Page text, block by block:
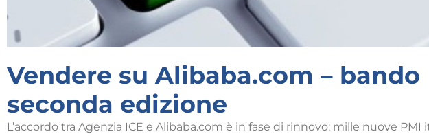
Vendere su Alibaba.com – bando
seconda edizione
L’accordo tra Agenzia ICE e Alibaba.com è in fase di rinnovo: mille nuove PMI